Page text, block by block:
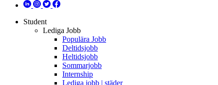
Student
Lediga Jobb
Populära Jobb
Deltidsjobb
Heltidsjobb
Sommarjobb
Internship
Lediga jobb | städer